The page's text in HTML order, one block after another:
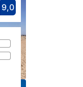
Avec une
9,0fabuleux